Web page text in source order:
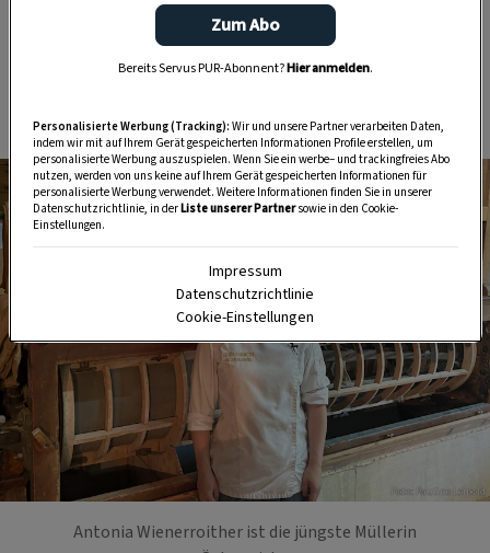
zählt. Mit nur 19 Jahren legte sie die
Meisterprüfung als Getreidemüllerin mit
Auszeichnung ab und wurde damit zur jüngsten
Foto: Pauline Leipold
Antonia Wienerroither ist die jüngste Müllerin
Zum Abo
Bereits Servus PUR-Abonnent?Hier anmelden.
Personalisierte Werbung (Tracking): Wir und unsere Partner verarbeiten Daten,
indem wir mit auf Ihrem Gerät gespeicherten Informationen Profile erstellen, um
personalisierte Werbung auszuspielen. Wenn Sie ein werbe– und trackingfreies Abo
nutzen, werden von uns keine auf Ihrem Gerät gespeicherten Informationen für
personalisierte Werbung verwendet. Weitere Informationen finden Sie in unserer
Datenschutzrichtlinie, in derListe unserer Partnersowie in den Cookie-
Einstellungen.
Impressum
Datenschutzrichtlinie
Cookie-Einstellungen